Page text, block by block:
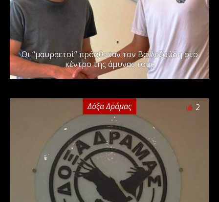
Οι “μαυραετοί” πρόσθεσαν τον Βαϊλεζούδη στο
κέντρο της άμυνας τους
Δόξα Δράμας 2